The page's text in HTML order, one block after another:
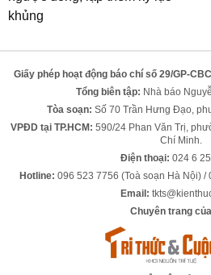
khủng
Giấy phép hoạt động báo chí số 29/GP-
Tổng biên tập: Nhà báo
Tòa soạn: Số 70 Trần Hưng Đạo,
VPĐD tại TP.HCM: 590/24 Phan Văn Trị,
Chí Minh.
Điện thoại: 024 6
Hotline: 096 523 7756 (Toà soạn Hà Nội)
Email:
Chuyên trang